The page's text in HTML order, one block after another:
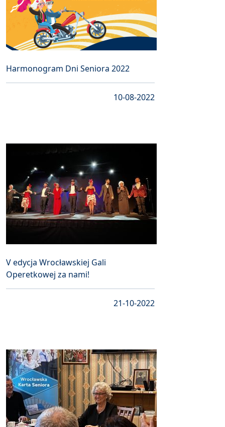
Harmonogram Dni Seniora 2022
10-08-2022
V edycja Wrocławskiej Gali
Operetkowej za nami!
21-10-2022